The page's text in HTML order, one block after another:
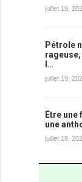
juillet 19,
Pétrole
l…
juillet 19,
Être
une
juillet 19,